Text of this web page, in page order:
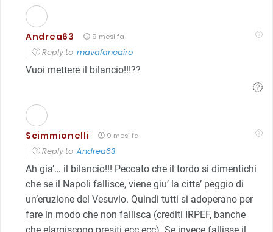
Andrea63 9 mesi fa
Reply to mavafancairo
Vuoi mettere il bilancio!!!??
Scimmionelli 9 mesi fa
Reply toAndrea63
Ah gia’… il bilancio!!! Peccato che il tordo si dimentichi
che se il Napoli fallisce, viene giu’ la citta’ peggio di
un’eruzione del Vesuvio. Quindi tutti si adoperano per
fare in modo che non fallisca (crediti IRPEF, banche